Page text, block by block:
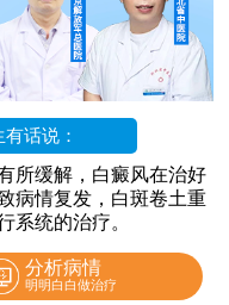
话说：
所缓解，白癜风在治好
病情复发，白斑卷土重
系统的治疗。
分析病情
明明白白做治疗